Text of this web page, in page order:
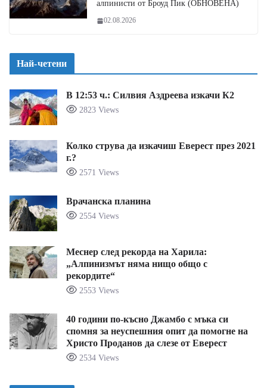
алпинисти от Броуд Пик (ОБНОВЕНА)
02.08.2026
Най-четени
В 12:53 ч.: Силвия Аздреева изкачи К2
2823 Views
Колко струва да изкачиш Еверест през 2021
г.?
2571 Views
Врачанска планина
2554 Views
Меснер след рекорда на Харила:
„Алпинизмът няма нищо общо с
рекордите“
2553 Views
40 години по-късно Джамбо с мъка си
спомня за неуспешния опит да помогне на
Христо Проданов да слезе от Еверест
2534 Views